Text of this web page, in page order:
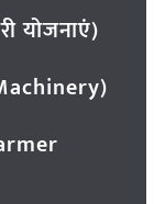
योजनाएं)